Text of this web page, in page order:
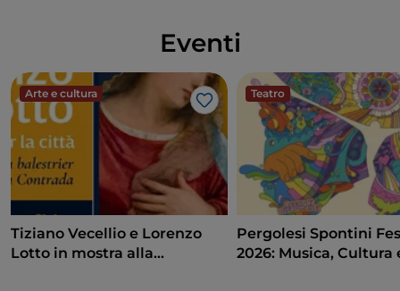
Eventi
Arte e cultura
Like
Tiziano Vecellio e Lorenzo
Lotto in mostra alla
Teatro
Pergolesi Spontini
2026: Musica, Cultura